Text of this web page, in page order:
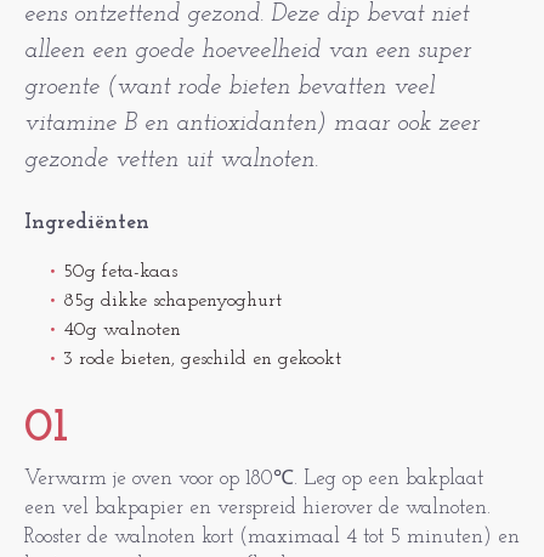
eens ontzettend gezond. Deze dip bevat niet
alleen een goede hoeveelheid van een super
groente (want rode bieten bevatten veel
vitamine B en antioxidanten) maar ook zeer
gezonde vetten uit walnoten.
Ingrediënten
50g feta-kaas
85g dikke schapenyoghurt
40g walnoten
3 rode bieten, geschild en gekookt
01
Verwarm je oven voor op 180℃. Leg op een bakplaat
een vel bakpapier en verspreid hierover de walnoten.
Rooster de walnoten kort (maximaal 4 tot 5 minuten) en